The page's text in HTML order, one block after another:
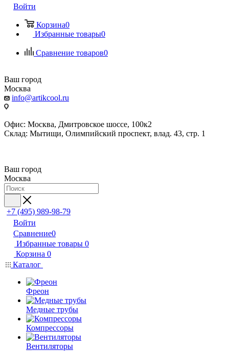
Войти
Корзина0
Избранные товары0
Сравнение товаров0
Ваш город
Москва
info@artikcool.ru
Офис: Москва, Дмитровское шоссе, 100к2
Склад: Мытищи, Олимпийский проспект, влад. 43, стр. 1
Ваш город
Москва
+7 (495) 989-98-79
Войти
Сравнение0
Избранные товары 0
Корзина 0
Каталог
Фреон
Медные трубы
Компрессоры
Вентиляторы